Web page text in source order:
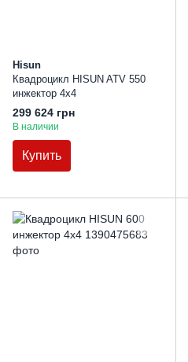
Hisun
Квадроцикл HISUN ATV 550
инжектор 4х4
299 624 грн
В наличии
Купить